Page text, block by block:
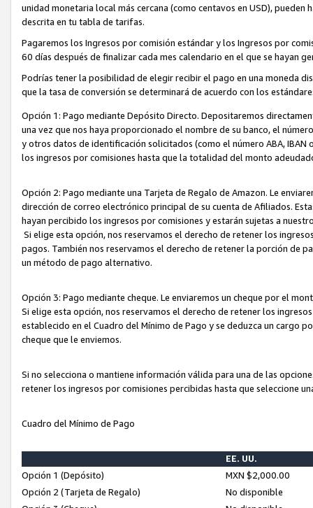
unidad monetaria local más cercana (como centavos en USD),
descrita en tu tabla de tarifas.
Pagaremos los Ingresos por comisión estándar y los Ingresos por
60 días después de finalizar cada mes calendario en el que se hayan
Podrías tener la posibilidad de elegir recibir el pago en una moneda
que la tasa de conversión se determinará de acuerdo con los
Opción 1: Pago mediante Depósito Directo. Depositaremos
una vez que nos haya proporcionado el nombre de su banco, el
y otros datos de identificación solicitados (como el número ABA,
los ingresos por comisiones hasta que la totalidad del monto
Opción 2: Pago mediante una Tarjeta de Regalo de Amazon. Le
dirección de correo electrónico principal de su cuenta de Afiliados.
hayan percibido los ingresos por comisiones y estarán sujetas a
Si elige esta opción, nos reservamos el derecho de retener los
pagos. También nos reservamos el derecho de retener la porción de
un método de pago alternativo.
Opción 3: Pago mediante cheque. Le enviaremos un cheque por el
Si elige esta opción, nos reservamos el derecho de retener los
establecido en el Cuadro del Mínimo de Pago y se deduzca un cargo
cheque que le enviemos.
Si no selecciona o mantiene información válida para una de las
retener los ingresos por comisiones percibidas hasta que seleccione
Cuadro del Mínimo de Pago
EE. UU.
Opción 1 (Depósito)
MXN $2,000.00
Opción 2 (Tarjeta de Regalo)
No disponible